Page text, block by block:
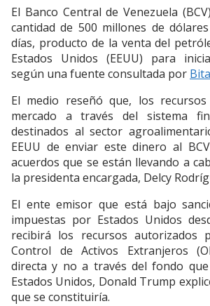
El Banco Central de Venezuela
cantidad de 500 millones de
días, producto de la venta del
Estados Unidos (EEUU) para
según una fuente consultada por
El medio reseñó que, los
mercado a través del sistema
destinados al sector
EEUU de enviar este dinero al
acuerdos que se están llevando a
la presidenta encargada, Delcy
El ente emisor que está bajo
impuestas por Estados Unidos
recibirá los recursos autorizados
Control de Activos Extranjeros
directa y no a través del fondo
Estados Unidos, Donald Trump
que se constituiría.